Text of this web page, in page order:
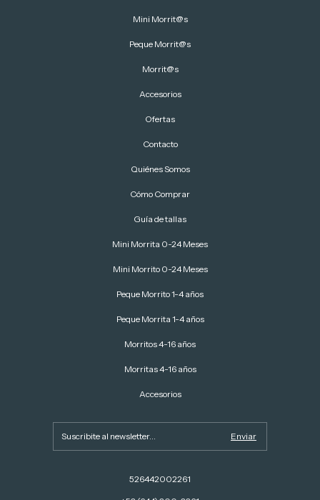
Mini Morrit@s
Peque Morrit@s
Morrit@s
Accesorios
Ofertas
Contacto
Quiénes Somos
Cómo Comprar
Guía de tallas
Mini Morrita 0-24 Meses
Mini Morrito 0-24 Meses
Peque Morrito 1-4 años
Peque Morrita 1-4 años
Morritos 4-16 años
Morritas 4-16 años
Accesorios
526442002261